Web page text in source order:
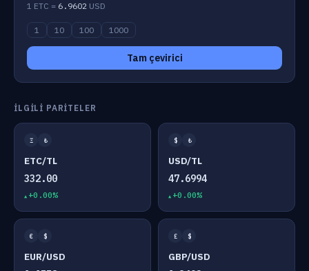
1 ETC = 6.9602 USD
1 10 100 1000
Tam çevirici
İLGILI PARITELER
Ξ ₺
ETC/TL
332.00
+0.00%
$ ₺
USD/TL
47.6994
+0.00%
€ $
EUR/USD
£ $
GBP/USD